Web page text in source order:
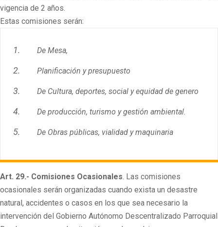
vigencia de 2 años.
Estas comisiones serán:
De Mesa,
Planificación y presupuesto
De Cultura, deportes, social y equidad de genero
De producción, turismo y gestión ambiental.
De Obras públicas, vialidad y maquinaria
Art. 29.- Comisiones Ocasionales . Las comisiones
ocasionales serán organizadas cuando exista un desastre
natural, accidentes o casos en los que sea necesario la
intervención del Gobierno Autónomo Descentralizado Parroquial